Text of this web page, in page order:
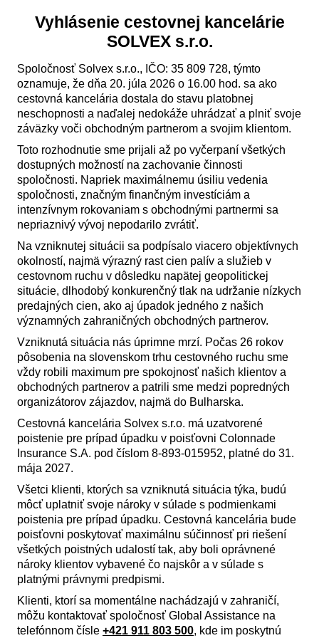
Vyhlásenie cestovnej kancelárie
SOLVEX s.r.o.
Spoločnosť Solvex s.r.o., IČO: 35 809 728, týmto
oznamuje, že dňa 20. júla 2026 o 16.00 hod. sa ako
cestovná kancelária dostala do stavu platobnej
neschopnosti a naďalej nedokáže uhrádzať a plniť svoje
záväzky voči obchodným partnerom a svojim klientom.
Toto rozhodnutie sme prijali až po vyčerpaní všetkých
dostupných možností na zachovanie činnosti
spoločnosti. Napriek maximálnemu úsiliu vedenia
spoločnosti, značným finančným investíciám a
intenzívnym rokovaniam s obchodnými partnermi sa
nepriaznivý vývoj nepodarilo zvrátiť.
Na vzniknutej situácii sa podpísalo viacero objektívnych
okolností, najmä výrazný rast cien palív a služieb v
cestovnom ruchu v dôsledku napätej geopolitickej
situácie, dlhodobý konkurenčný tlak na udržanie nízkych
predajných cien, ako aj úpadok jedného z našich
významných zahraničných obchodných partnerov.
Vzniknutá situácia nás úprimne mrzí. Počas 26 rokov
pôsobenia na slovenskom trhu cestovného ruchu sme
vždy robili maximum pre spokojnosť našich klientov a
obchodných partnerov a patrili sme medzi popredných
organizátorov zájazdov, najmä do Bulharska.
Cestovná kancelária Solvex s.r.o. má uzatvorené
poistenie pre prípad úpadku v poisťovni Colonnade
Insurance S.A. pod číslom 8-893-015952, platné do 31.
mája 2027.
Všetci klienti, ktorých sa vzniknutá situácia týka, budú
môcť uplatniť svoje nároky v súlade s podmienkami
poistenia pre prípad úpadku. Cestovná kancelária bude
poisťovni poskytovať maximálnu súčinnosť pri riešení
všetkých poistných udalostí tak, aby boli oprávnené
nároky klientov vybavené čo najskôr a v súlade s
platnými právnymi predpismi.
Klienti, ktorí sa momentálne nachádzajú v zahraničí,
môžu kontaktovať spoločnosť Global Assistance na
telefónnom čísle +421 911 803 500, kde im poskytnú